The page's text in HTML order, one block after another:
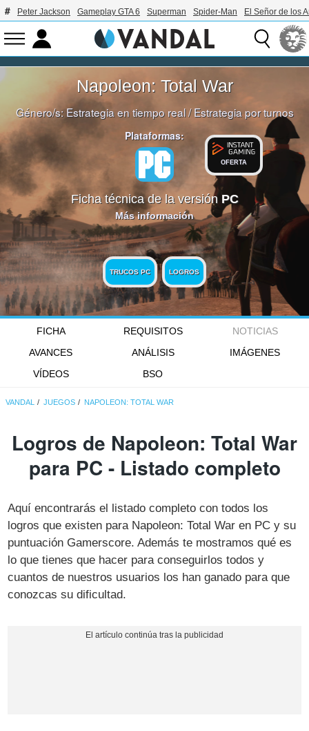
Peter Jackson Gameplay GTA 6 Superman Spider-Man El Señor de los
Napoleon: Total War
Género/s:Estrategia en tiempo real/Estrategia por turnos
Plataformas:
OFERTA
Ficha técnica de la versión PC
Más información
TRUCOS PC LOGROS
FICHA REQUISITOS
NOTICIAS
AVANCES
ANÁLISIS
IMÁGENES
VÍDEOS
BSO
VANDAL JUEGOS NAPOLEON: TOTAL WAR
Logros de Napoleon: Total War
para PC - Listado completo
Aquí encontrarás el listado completo con todos los
logros que existen para Napoleon: Total War en PC y su
puntuación Gamerscore. Además te mostramos qué es
lo que tienes que hacer para conseguirlos todos y
cuantos de nuestros usuarios los han ganado para que
conozcas su dificultad.